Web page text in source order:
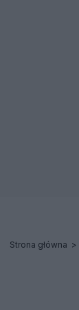
Strona główna